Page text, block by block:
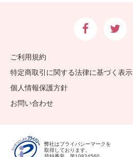
ご利用規約
特定商取引に関する法律に基づく表示
個人情報保護方針
お問い合わせ
弊社はプライバシーマークを
取得しております。